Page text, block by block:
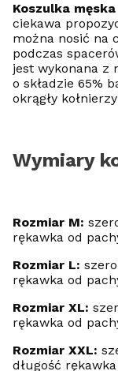
Koszulka męska
ciekawa
można nosić na
podczas
jest wykonana z
o składzie 65%
okrągły
Wymiary
Rozmiar M:
rękawka od
Rozmiar L:
rękawka od
Rozmiar XL:
rękawka od
Rozmiar XXL:
długość